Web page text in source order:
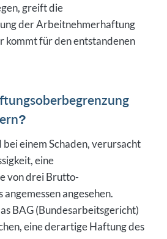
greift die
der Arbeitnehmerhaftung
kommt für den entstandenen
bei einem Schaden, verursacht
eine
von drei Brutto-
angesehen.
BAG (Bundesarbeitsgericht)
eine derartige Haftung des